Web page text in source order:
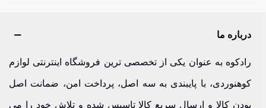
یعنی قدم‌هایی مطمئن‌تر در هر شرایط آب‌وهوایی.
قیمت کاور کفش مسافرتی | دیجی کالا
درباره ما
رادکوه به عنوان یکی از تخصصی ترین فروشگاه اینترنتی لوازم
کوهنوردی، با پایبندی به سه اصل، پرداخت امن، ضمانت اصل
بودن کالا و ارسال سریع کالا تاسیس شده و تلاش خود را می